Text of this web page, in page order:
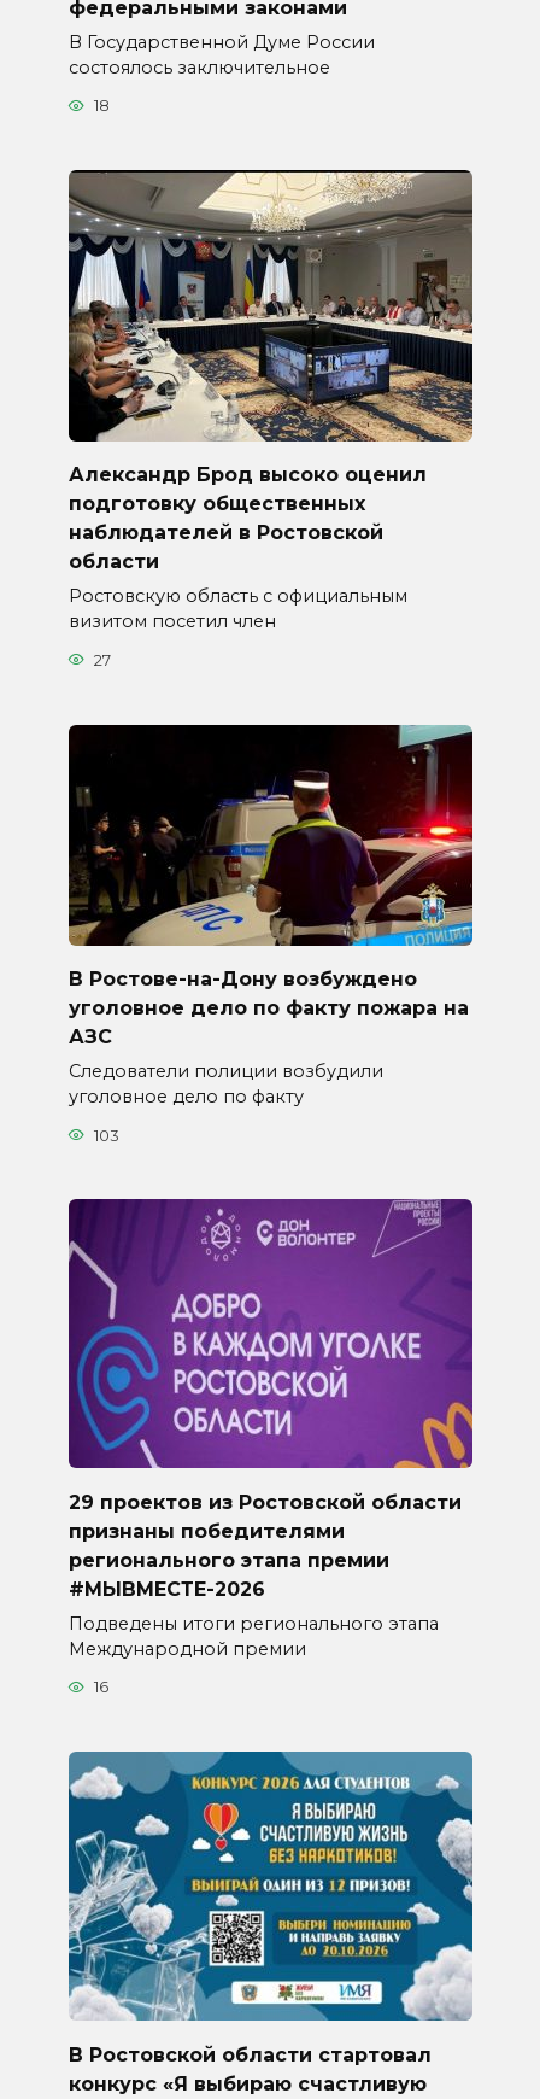
федеральными законами
В Государственной Думе России
состоялось заключительное
18
Александр Брод высоко оценил
подготовку общественных
наблюдателей в Ростовской
области
Ростовскую область с официальным
визитом посетил член
27
В Ростове-на-Дону возбуждено
уголовное дело по факту пожара на
АЗС
Следователи полиции возбудили
уголовное дело по факту
103
29 проектов из Ростовской области
признаны победителями
регионального этапа премии
#МЫВМЕСТЕ-2026
Подведены итоги регионального этапа
Международной премии
16
В Ростовской области стартовал
конкурс «Я выбираю счастливую